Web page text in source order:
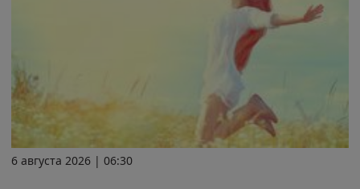
6 августа 2026 | 06:30